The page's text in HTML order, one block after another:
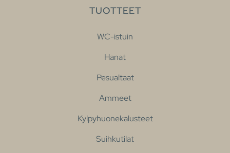
TUOTTEET
WC-istuin
Hanat
Pesualtaat
Ammeet
Kylpyhuonekalusteet
Suihkutilat